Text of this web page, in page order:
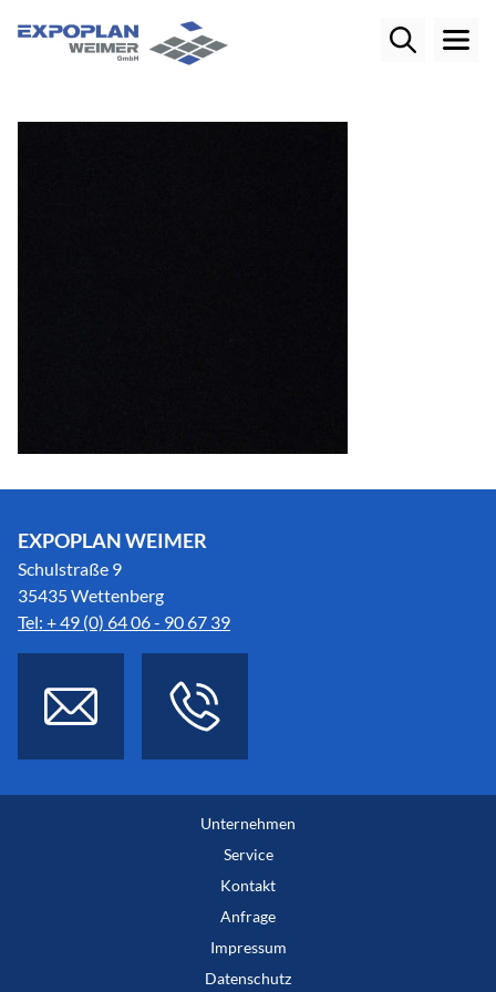
EXPOPLAN WEIMER
Schulstraße 9
35435 Wettenberg
Tel: + 49 (0) 64 06 - 90 67 39
Unternehmen
Service
Kontakt
Anfrage
Impressum
Datenschutz